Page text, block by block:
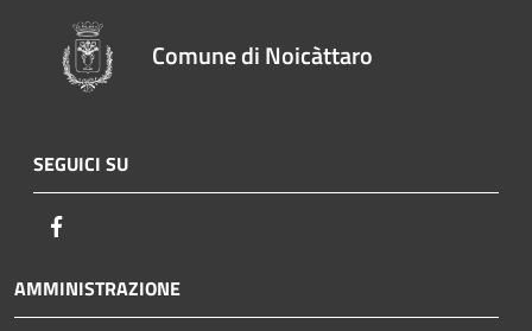
Comune di Noicàttaro
SEGUICI SU
AMMINISTRAZIONE